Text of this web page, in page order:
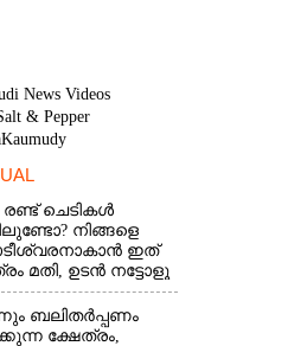
ചെടികൾ
നിങ്ങളെ
ഇത്
മതി,​ ഉടൻ നട്ടോളൂ
ബലിതർപ്പണം
ക്ഷേത്രം,​